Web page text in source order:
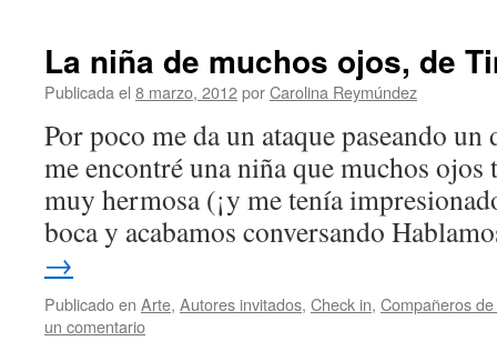
La niña de muchos ojos, de
Publicada el 8 marzo, 2012porCarolina Reymúndez
Por poco me da un ataque paseando
me encontré una niña que muchos ojos
muy hermosa (¡y me tenía
boca y acabamos conversando
→
Publicado en Arte, Autores invitados, Check in, Compañeros
un comentario